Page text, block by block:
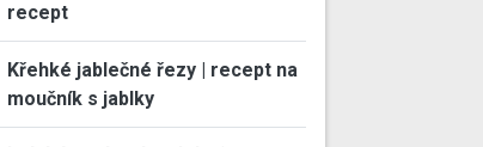
recept
Křehké jablečné řezy | recept na
moučník s jablky